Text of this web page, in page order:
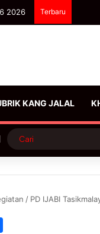
2026 Terbaru
KANG JALAL
Sidebar
/ PD IJABI